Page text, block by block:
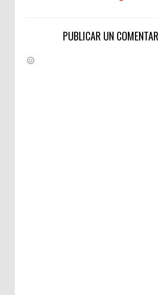
PUBLICAR UN